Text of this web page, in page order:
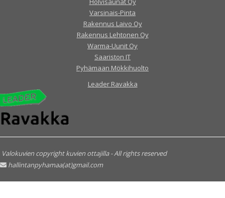
Varsinais-Pinta
Rakennus Laivo Oy
Rakennus Lehtonen Oy
Warma-Uunit Oy
Saariston IT
Pyhämaan Mökkihuolto
Leader Ravakka
Valokuvien copyright kuvien ottajilla - All rights reserved
hallintanpyhamaa(at)gmail.com